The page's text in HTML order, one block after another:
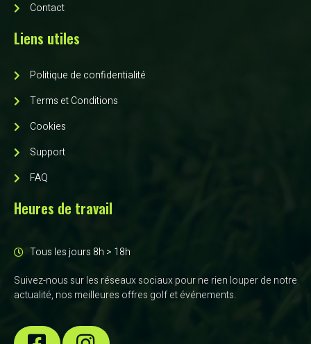
Contact
Liens utiles
Politique de confidentialité
Terms et Conditions
Cookies
Support
FAQ
Heures de travail
Tous les jours 8h > 18h
Suivez-nous sur les réseaux sociaux pour ne rien louper de notre
actualité, nos meilleures offres golf et événements.